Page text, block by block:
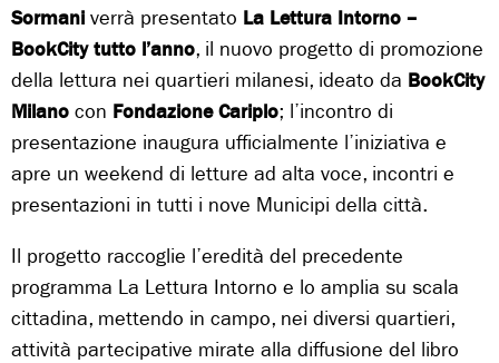
Sormani verrà presentato La Lettura Intorno –
BookCity tutto l’anno, il nuovo progetto di promozione
della lettura nei quartieri milanesi, ideato da BookCity
Milano con Fondazione Cariplo; l’incontro di
presentazione inaugura ufficialmente l’iniziativa e
apre un weekend di letture ad alta voce, incontri e
presentazioni in tutti i nove Municipi della città.
Il progetto raccoglie l’eredità del precedente
programma La Lettura Intorno e lo amplia su scala
cittadina, mettendo in campo, nei diversi quartieri,
attività partecipative mirate alla diffusione del libro